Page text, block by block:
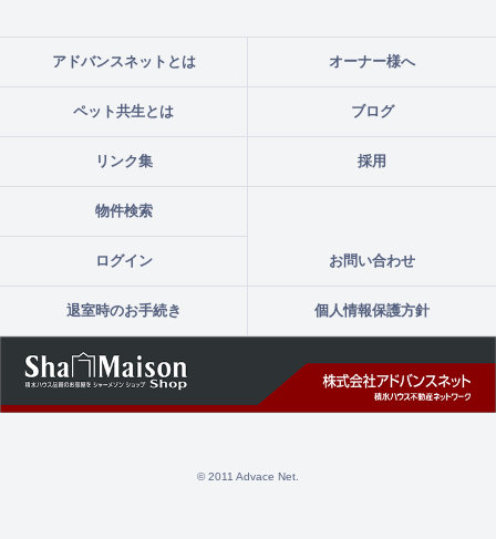
アドバンスネットとは オーナー様へ
ペット共生とは ブログ
リンク集 採用
物件検索
ログイン お問い合わせ
退室時のお手続き 個人情報保護方針
© 2011 Advace Net.